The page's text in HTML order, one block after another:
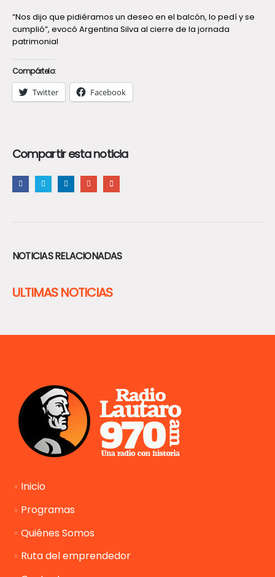
“Nos dijo que pidiéramos un deseo en el balcón, lo pedí y se
cumplió”, evocó Argentina Silva al cierre de la jornada
patrimonial
Compártelo:
Twitter Facebook
Compartir esta noticia
NOTICIAS RELACIONADAS
ULTIMAS NOTICIAS
Inicio
Programas
Quiénes Somos
Ruta del emprendedor